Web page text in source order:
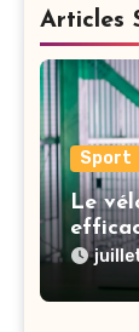
Articles
Sport
Le